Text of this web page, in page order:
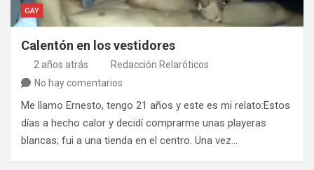
GAY
Calentón en los vestidores
2 años atrás
Redacción Relaróticos
No hay comentarios
Me llamo Ernesto, tengo 21 años y este es mi relato:Estos
días a hecho calor y decidí comprarme unas playeras
blancas; fui a una tienda en el centro. Una vez…